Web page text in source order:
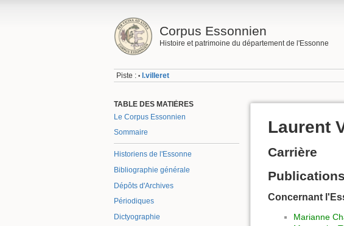
Corpus Essonnien
Histoire et patrimoine du département de l'Essonne
Piste : • l.villeret
TABLE DES MATIÈRES
Le Corpus Essonnien
Sommaire
Historiens de l'Essonne
Bibliographie générale
Dépôts d'Archives
Périodiques
Dictyographie
Laurent
Carrière
Publications
Concernant
Marianne